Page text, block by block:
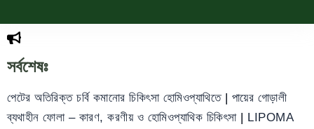
সর্বশেষঃ
পেটের অতিরিক্ত চর্বি কমানোর চিকিৎসা হোমিওপ্যাথিতে | পায়ের গোড়ালী
ব্যথাহীন ফোলা – কারণ, করণীয় ও হোমিওপ্যাথিক চিকিৎসা | LIPOMA